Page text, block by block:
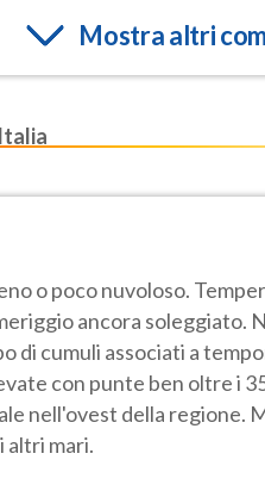
Mostra altri
o poco nuvoloso.
ancora soleggiato.
di cumuli associati a
con punte ben oltre i
nell'ovest della regione.
altri mari.